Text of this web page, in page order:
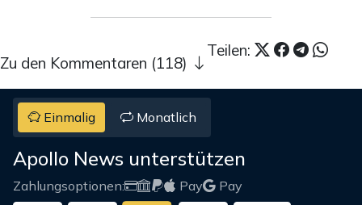
Teilen:
Zu den Kommentaren (118)
Einmalig Monatlich
Apollo News unterstützen
Zahlungsoptionen: Pay
Pay